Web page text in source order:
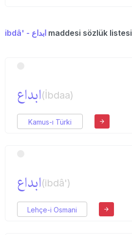
ibdâ' - ابداع maddesi sözlük listesi
ابداع(İbdaa)
Kamus-ı Türki
ابداع(ibdâ')
Lehçe-i Osmani